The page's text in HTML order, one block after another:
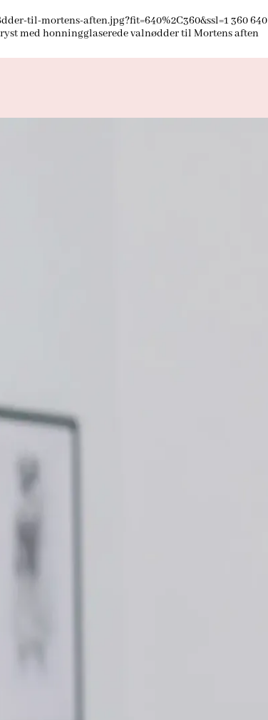
til-mortens-aften.jpg?fit=640%2C360&ssl=1 360640
med honningglaserede valnødder til Mortens aften